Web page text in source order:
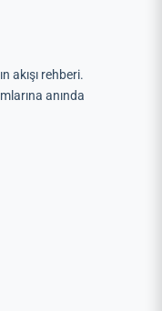
akışı rehberi.
anında